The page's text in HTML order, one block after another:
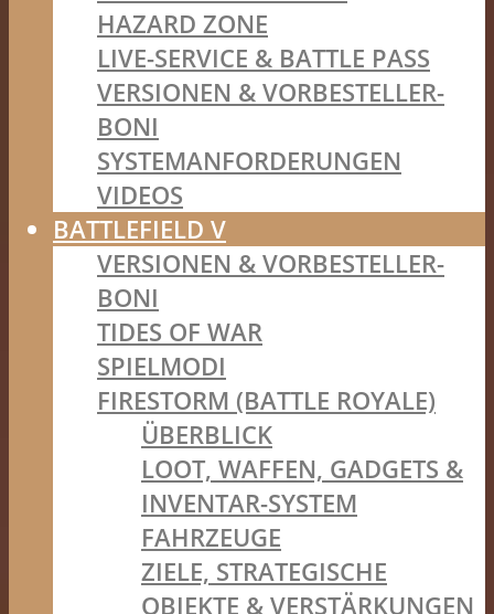
HAZARD ZONE
LIVE-SERVICE & BATTLE PASS
VERSIONEN & VORBESTELLER-
BONI
SYSTEMANFORDERUNGEN
VIDEOS
BATTLEFIELD V
VERSIONEN & VORBESTELLER-
BONI
TIDES OF WAR
SPIELMODI
FIRESTORM (BATTLE ROYALE)
ÜBERBLICK
LOOT, WAFFEN, GADGETS &
INVENTAR-SYSTEM
FAHRZEUGE
ZIELE, STRATEGISCHE
OBJEKTE & VERSTÄRKUNGEN